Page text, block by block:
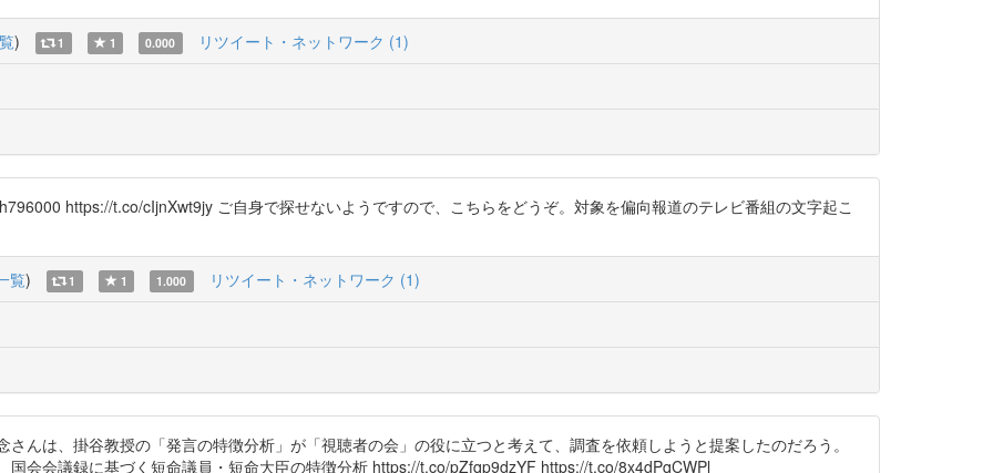
) 1 1 0.000 リツイート・ネットワーク (1)
https://t.co/cIjnXwt9jy ご自身で探せないようですので、こちらをどうぞ。対象を偏向報道のテレビ番組の文字起こ
覧) 1 1 1.000 リツイート・ネットワーク (1)
んは、掛谷教授の「発言の特徴分析」が「視聴者の会」の役に立つと考えて、調査を依頼しようと提案したのだろう。
会会議録に基づく短命議員・短命大臣の特徴分析 https://t.co/pZfqp9dzYF https://t.co/8x4dPqCWPl